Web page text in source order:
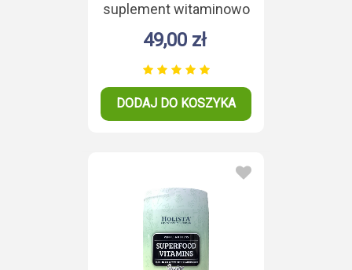
suplement witaminowo
- mineralny 200g
49,00 zł
DODAJ DO KOSZYKA